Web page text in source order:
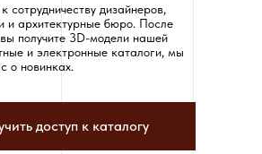
доступ к каталогу
сотрудничеству дизайнеров,
и архитектурные бюро. После
получите 3D-модели нашей
и электронные каталоги, мы
о новинках.